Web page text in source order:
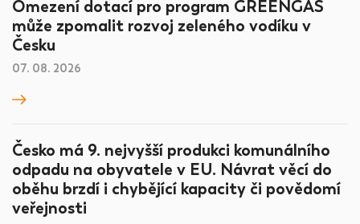
Omezení dotací pro program GREENGAS
může zpomalit rozvoj zeleného vodíku v
Česku
07. 08. 2026
Česko má 9. nejvyšší produkci komunálního
odpadu na obyvatele v EU. Návrat věcí do
oběhu brzdí i chybějící kapacity či povědomí
veřejnosti